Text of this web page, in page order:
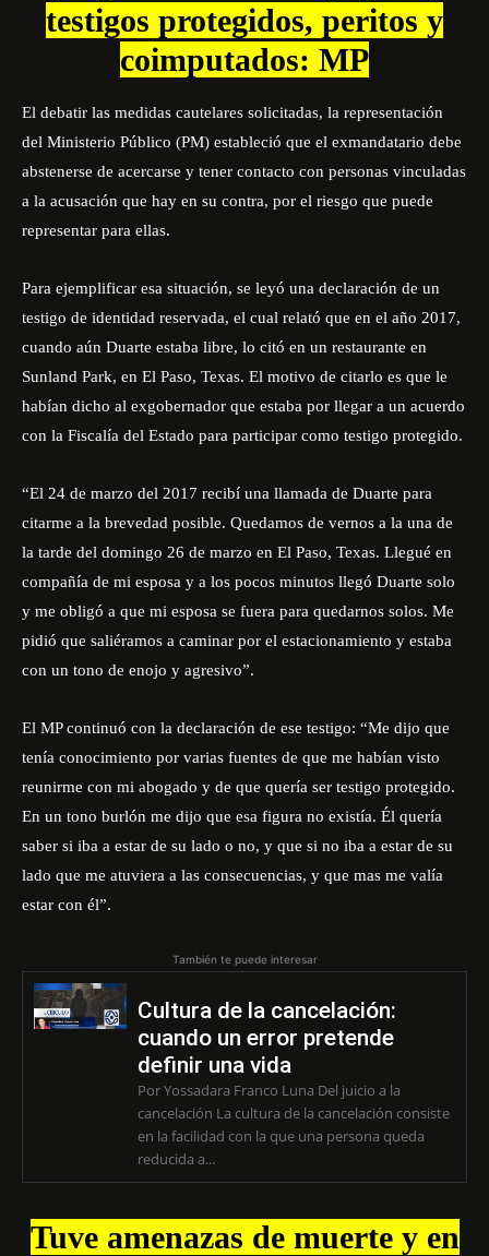
testigos protegidos, peritos y
coimputados: MP
El debatir las medidas cautelares solicitadas, la representación
del Ministerio Público (PM) estableció que el exmandatario debe
abstenerse de acercarse y tener contacto con personas vinculadas
a la acusación que hay en su contra, por el riesgo que puede
representar para ellas.
Para ejemplificar esa situación, se leyó una declaración de un
testigo de identidad reservada, el cual relató que en el año 2017,
cuando aún Duarte estaba libre, lo citó en un restaurante en
Sunland Park, en El Paso, Texas. El motivo de citarlo es que le
habían dicho al exgobernador que estaba por llegar a un acuerdo
con la Fiscalía del Estado para participar como testigo protegido.
“El 24 de marzo del 2017 recibí una llamada de Duarte para
citarme a la brevedad posible. Quedamos de vernos a la una de
la tarde del domingo 26 de marzo en El Paso, Texas. Llegué en
compañía de mi esposa y a los pocos minutos llegó Duarte solo
y me obligó a que mi esposa se fuera para quedarnos solos. Me
pidió que saliéramos a caminar por el estacionamiento y estaba
con un tono de enojo y agresivo”.
El MP continuó con la declaración de ese testigo: “Me dijo que
tenía conocimiento por varias fuentes de que me habían visto
reunirme con mi abogado y de que quería ser testigo protegido.
En un tono burlón me dijo que esa figura no existía. Él quería
saber si iba a estar de su lado o no, y que si no iba a estar de su
lado que me atuviera a las consecuencias, y que mas me valía
estar con él”.
También te puede interesar
Cultura de la cancelación:
cuando un error pretende
definir una vida
Por Yossadara Franco Luna Del juicio a la
cancelación La cultura de la cancelación consiste
en la facilidad con la que una persona queda
reducida a...
Tuve amenazas de muerte y en